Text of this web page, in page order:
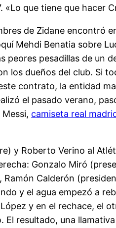
que tiene que hacer
de Zidane encontró
Mehdi Benatia sobre
peores pesadillas de un
los dueños del club. Si
contrato, la entidad
el pasado verano,
camiseta real
y Roberto Verino al
Gonzalo Miró
Calderón
y el agua empezó a
y en el rechace, el
resultado, una